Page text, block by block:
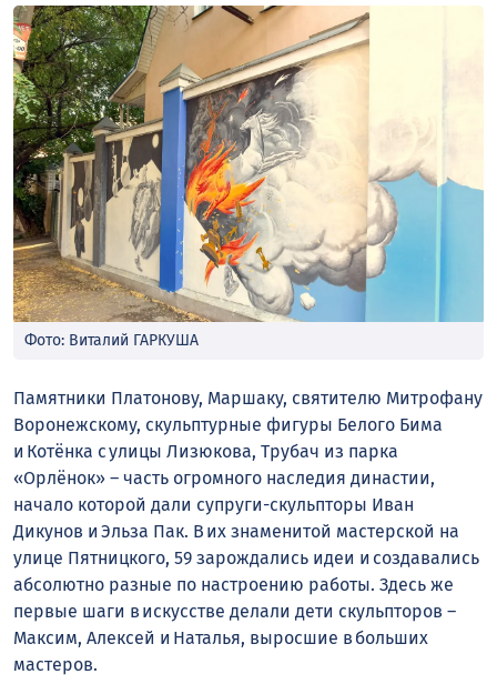
Фото: Виталий ГАРКУША
Памятники Платонову, Маршаку, святителю Митрофану
Воронежскому, скульптурные фигуры Белого Бима
и Котёнка с улицы Лизюкова, Трубач из парка
«Орлёнок» – часть огромного наследия династии,
начало которой дали супруги-скульпторы Иван
Дикунов и Эльза Пак. В их знаменитой мастерской на
улице Пятницкого, 59 зарождались идеи и создавались
абсолютно разные по настроению работы. Здесь же
первые шаги в искусстве делали дети скульпторов –
Максим, Алексей и Наталья, выросшие в больших
мастеров.